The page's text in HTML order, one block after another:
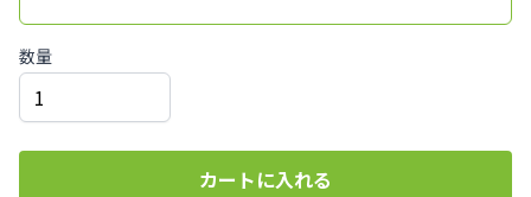
数量
カートに入れる